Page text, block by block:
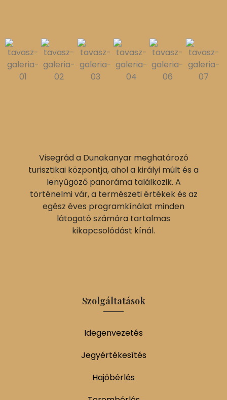
Visegrád a Dunakanyar meghatározó
turisztikai központja, ahol a királyi múlt és a
lenyűgöző panoráma találkozik. A
történelmi vár, a természeti értékek és az
egész éves programkínálat minden
látogató számára tartalmas
kikapcsolódást kínál.
Szolgáltatások
Idegenvezetés
Jegyértékesítés
Hajóbérlés